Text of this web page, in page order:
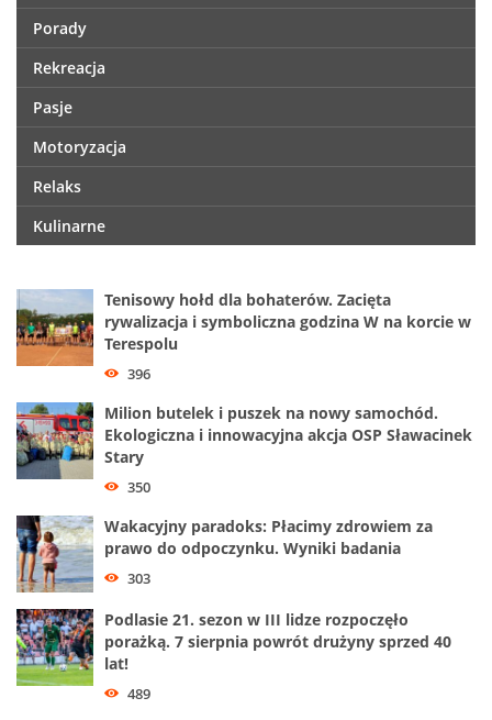
Porady
Rekreacja
Pasje
Motoryzacja
Relaks
Kulinarne
Tenisowy hołd dla bohaterów. Zacięta
rywalizacja i symboliczna godzina W na korcie w
Terespolu
396
Milion butelek i puszek na nowy samochód.
Ekologiczna i innowacyjna akcja OSP Sławacinek
Stary
350
Wakacyjny paradoks: Płacimy zdrowiem za
prawo do odpoczynku. Wyniki badania
303
Podlasie 21. sezon w III lidze rozpoczęło
porażką. 7 sierpnia powrót drużyny sprzed 40
lat!
489